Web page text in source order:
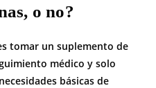
o no?
tomar un suplemento de
médico y solo
básicas de